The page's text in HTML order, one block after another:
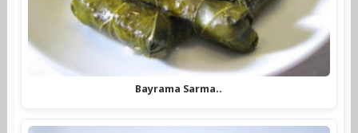
Bayrama Sarma..